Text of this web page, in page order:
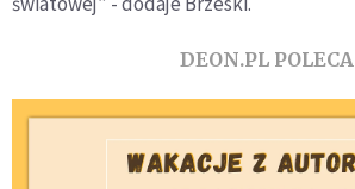
DEON.PL POLECA